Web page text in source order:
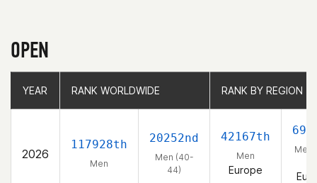
OPEN
YEAR RANK WORLDWIDE RANK BY REGION
2026
117928th
Men
20252nd
Men (40-
44)
42167th
Men
Europe
Men
YEAR RANK WORLDWIDE RANK BY REGION